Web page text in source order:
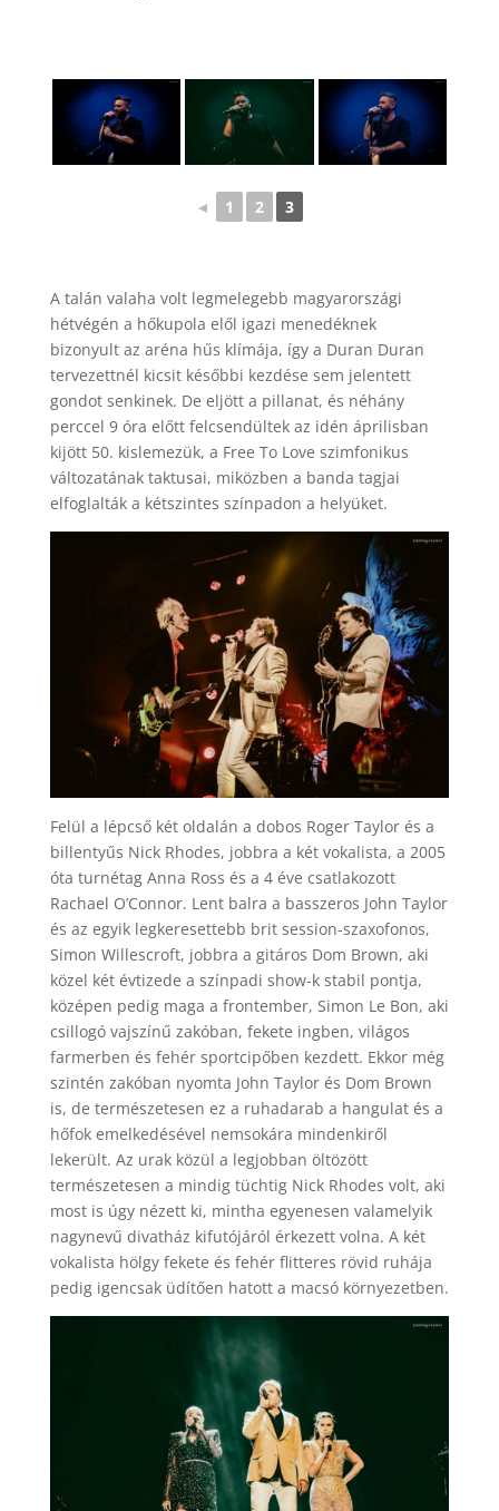
◄ 1 2 3
A talán valaha volt legmelegebb magyarországi
hétvégén a hőkupola elől igazi menedéknek
bizonyult az aréna hűs klímája, így a Duran Duran
tervezettnél kicsit későbbi kezdése sem jelentett
gondot senkinek. De eljött a pillanat, és néhány
perccel 9 óra előtt felcsendültek az idén áprilisban
kijött 50. kislemezük, a Free To Love szimfonikus
változatának taktusai, miközben a banda tagjai
elfoglalták a kétszintes színpadon a helyüket.
Felül a lépcső két oldalán a dobos Roger Taylor és a
billentyűs Nick Rhodes, jobbra a két vokalista, a 2005
óta turnétag Anna Ross és a 4 éve csatlakozott
Rachael O’Connor. Lent balra a basszeros John Taylor
és az egyik legkeresettebb brit session-szaxofonos,
Simon Willescroft, jobbra a gitáros Dom Brown, aki
közel két évtizede a színpadi show-k stabil pontja,
középen pedig maga a frontember, Simon Le Bon, aki
csillogó vajszínű zakóban, fekete ingben, világos
farmerben és fehér sportcipőben kezdett. Ekkor még
szintén zakóban nyomta John Taylor és Dom Brown
is, de természetesen ez a ruhadarab a hangulat és a
hőfok emelkedésével nemsokára mindenkiről
lekerült. Az urak közül a legjobban öltözött
természetesen a mindig tüchtig Nick Rhodes volt, aki
most is úgy nézett ki, mintha egyenesen valamelyik
nagynevű divatház kifutójáról érkezett volna. A két
vokalista hölgy fekete és fehér flitteres rövid ruhája
pedig igencsak üdítően hatott a macsó környezetben.